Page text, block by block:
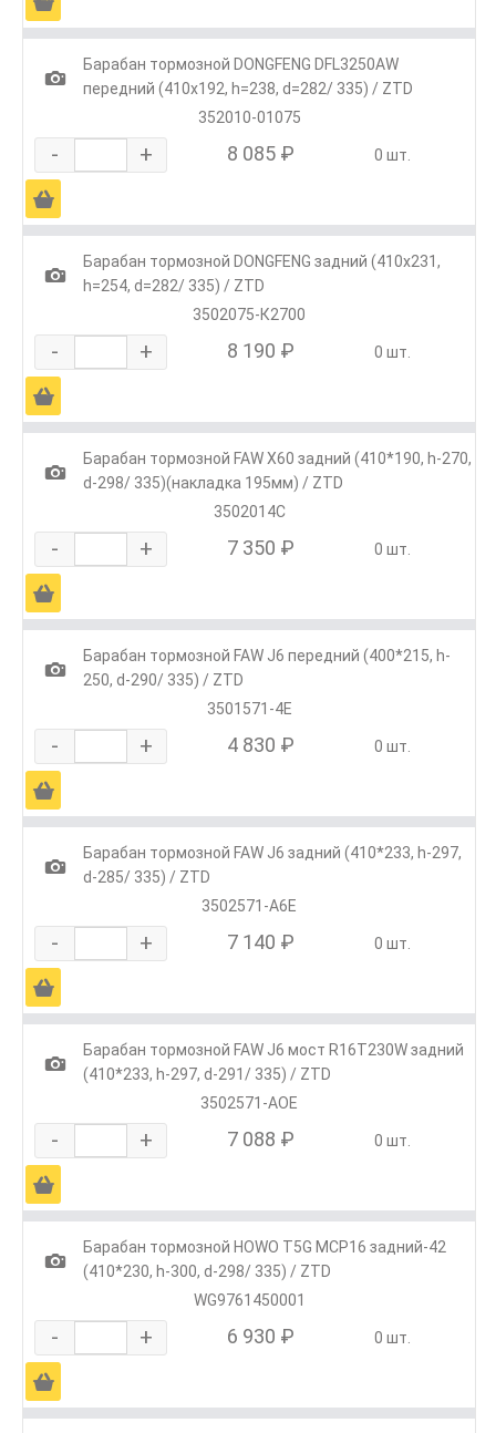
1
Барабан тормозной DONGFENG DFL3250AW
передний (410x192, h=238, d=282/ 335) / ZTD
352010-01075
- + 8 085 ₽ 0 шт.
Ä
1
Барабан тормозной DONGFENG задний (410x231,
h=254, d=282/ 335) / ZTD
3502075-К2700
- + 8 190 ₽ 0 шт.
Ä
1
Барабан тормозной FAW Х60 задний (410*190, h-270,
d-298/ 335)(накладка 195мм) / ZTD
3502014С
- + 7 350 ₽ 0 шт.
Ä
1
Барабан тормозной FAW J6 передний (400*215, h-
250, d-290/ 335) / ZTD
3501571-4Е
- + 4 830 ₽ 0 шт.
Ä
1
Барабан тормозной FAW J6 задний (410*233, h-297,
d-285/ 335) / ZTD
3502571-A6E
- + 7 140 ₽ 0 шт.
Ä
1
Барабан тормозной FAW J6 мост R16T230W задний
(410*233, h-297, d-291/ 335) / ZTD
3502571-AOE
- + 7 088 ₽ 0 шт.
Ä
1
Барабан тормозной HOWO T5G MCP16 задний-42
(410*230, h-300, d-298/ 335) / ZTD
WG9761450001
- + 6 930 ₽ 0 шт.
Ä